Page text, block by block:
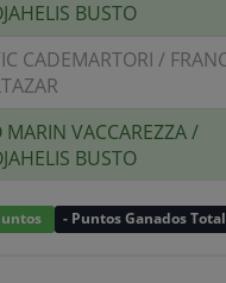
BUSTO
CADEMARTORI /
MARIN VACCAREZZA/
BUSTO
- Puntos Ganados